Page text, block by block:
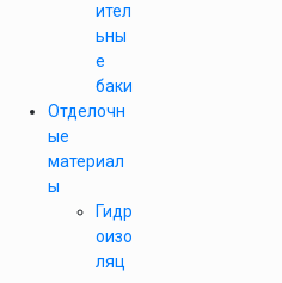
ител
ьны
е
баки
Отделочн
ые
материал
ы
Гидр
оизо
ляц